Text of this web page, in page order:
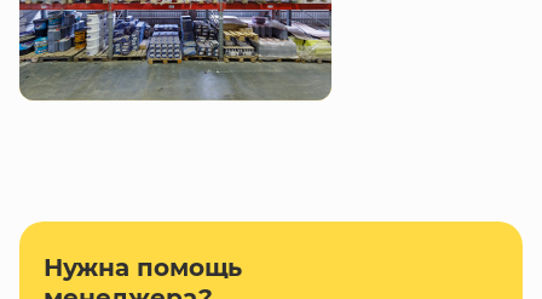
Нужна помощь